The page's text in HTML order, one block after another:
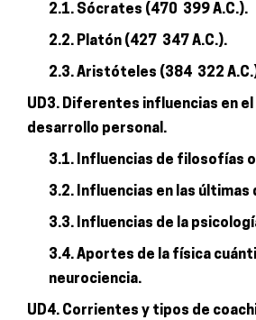
2.1. Sócrates (470  399 A.C.).
2.2. Platón (427  347 A.C.).
2.3. Aristóteles (384  322
UD3. Diferentes influencias en el
desarrollo personal.
3.1. Influencias de filosofías
3.2. Influencias en las últimas
3.3. Influencias de la
3.4. Aportes de la física
neurociencia.
UD4. Corrientes y tipos de